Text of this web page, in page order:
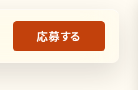
応募する